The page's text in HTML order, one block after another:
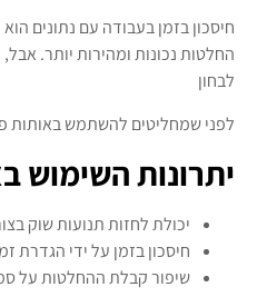
חיסכון בזמן בעבודה עם נתונים
החלטות נכונות ומהירות יותר. אבל,
לבחון
לפני שמחליטים להשתמש באותות
יתרונות השימוש
יכולת לחזות תנועות שוק
חיסכון בזמן על ידי הגדרת
שיפור קבלת ההחלטות על